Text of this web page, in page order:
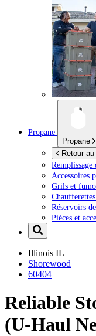
Propane
Propane
Retour
Remplissage
Accessoires
Grils et
Réservoirs
Pièces et
Illinois IL
Shorewood
60404
Reliable
(U-Haul